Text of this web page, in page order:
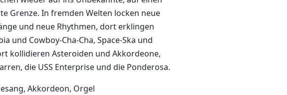
Grenze. In fremden Welten locken neue
und neue Rhythmen, dort erklingen
und Cowboy-Cha-Cha, Space-Ska und
kollidieren Asteroiden und Akkordeone,
die USS Enterprise und die Ponderosa.
Akkordeon, Orgel